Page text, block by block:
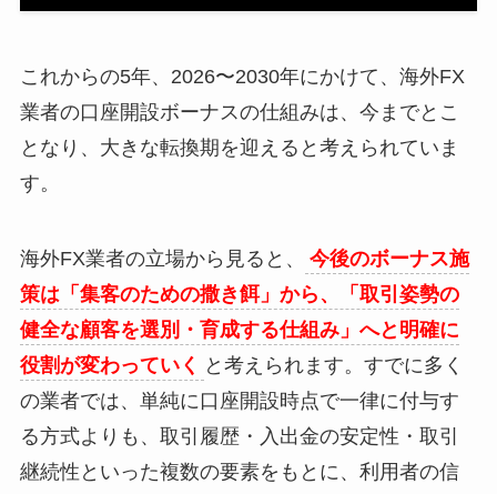
これからの5年、2026〜2030年にかけて、海外FX
業者の口座開設ボーナスの仕組みは、今までとこ
となり、大きな転換期を迎えると考えられていま
す。
海外FX業者の立場から見ると、
今後のボーナス施
策は「集客のための撒き餌」から、「取引姿勢の
健全な顧客を選別・育成する仕組み」へと明確に
役割が変わっていく と考えられます。すでに多く
の業者では、単純に口座開設時点で一律に付与す
る方式よりも、取引履歴・入出金の安定性・取引
継続性といった複数の要素をもとに、利用者の信